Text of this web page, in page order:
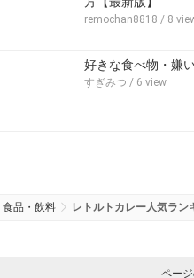
remochan8818 / 8
好きな食べ物・嫌
すぎみつ / 6 view
食品・飲料 レトルトカレー人気ラン
ペー